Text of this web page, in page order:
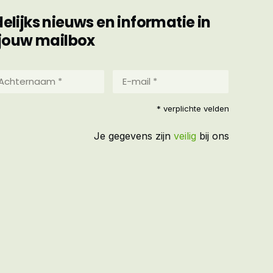
nieuws en informatie in
mailbox
mail
* verplichte velden
Je gegevens zijn veilig bij ons